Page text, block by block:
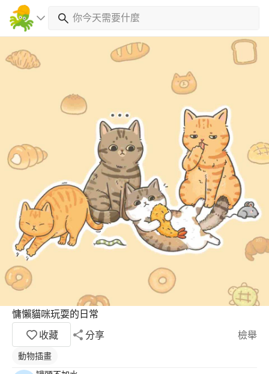
慵懶貓咪玩耍的日常
收藏
分享 檢舉
動物插畫